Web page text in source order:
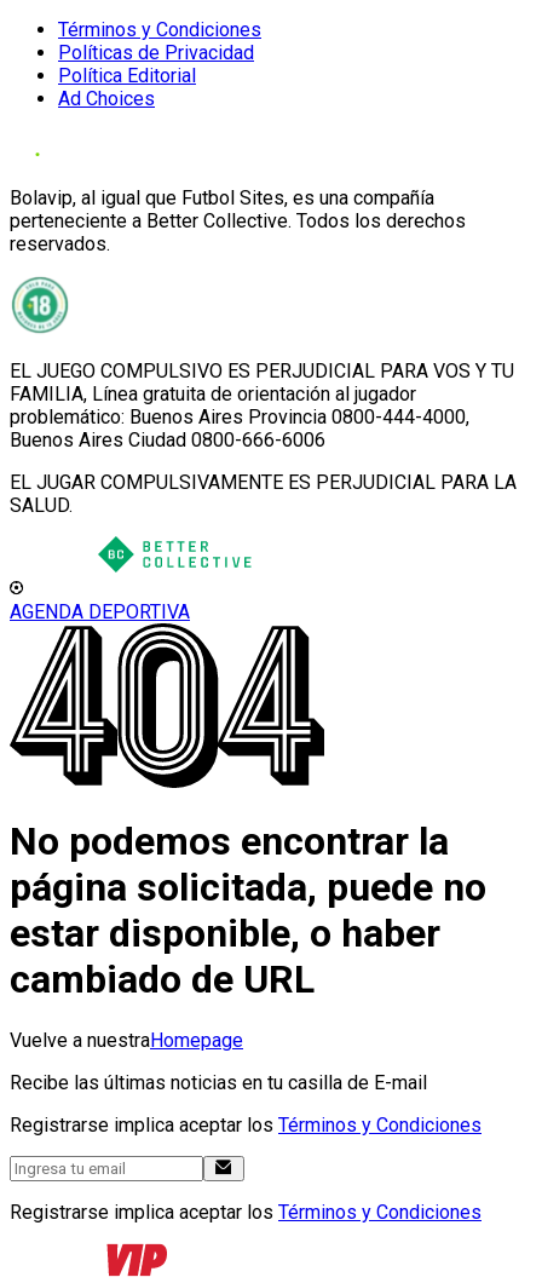
Términos y Condiciones
Políticas de Privacidad
Política Editorial
Ad Choices
Bolavip, al igual que Futbol Sites, es una compañía
perteneciente a Better Collective. Todos los derechos
reservados.
EL JUEGO COMPULSIVO ES PERJUDICIAL PARA VOS Y TU
FAMILIA, Línea gratuita de orientación al jugador
problemático: Buenos Aires Provincia 0800-444-4000,
Buenos Aires Ciudad 0800-666-6006
EL JUGAR COMPULSIVAMENTE ES PERJUDICIAL PARA LA
SALUD.
AGENDA DEPORTIVA
No podemos encontrar la
página solicitada, puede no
estar disponible, o haber
cambiado de URL
Vuelve a nuestraHomepage
Recibe las últimas noticias en tu casilla de E-mail
Registrarse implica aceptar los Términos y Condiciones
Registrarse implica aceptar los Términos y Condiciones